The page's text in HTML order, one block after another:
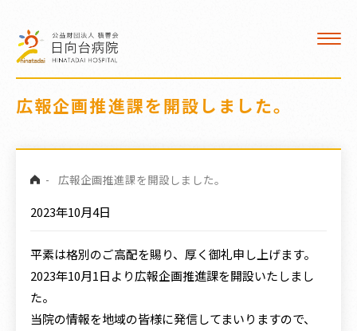
護部
イケア
ロザリル治療
通案内
員募集
院広報誌
広報企画推進課を開設しました。
- 広報企画推進課を開設しました。
2023年10月4日
平素は格別のご高配を賜り、厚く御礼申し上げます。
2023年10月1日より広報企画推進課を開設いたしまし
た。
当院の情報を地域の皆様に発信してまいりますので、